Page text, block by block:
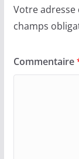
Votre adresse
champs
Commentaire